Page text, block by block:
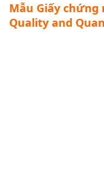
Mẫu Giấy
Quality and